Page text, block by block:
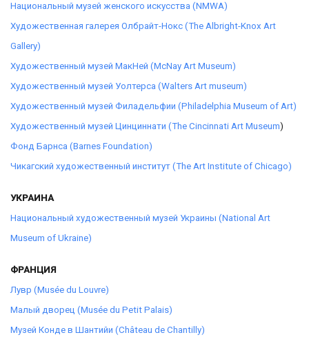
Национальный музей женского искусства (NMWA)
Художественная галерея Олбрайт-Нокс (The Albright-Knox Art
Gallery)
Художественный музей МакНей (McNay Art Museum)
Художественный музей Уолтерса (Walters Art museum)
Художественный музей Филадельфии (Philadelphia Museum of Art)
Художественный музей Цинциннати (Тhe Cincinnati Art Museum)
Фонд Барнса (Barnes Foundation)
Чикагский художественный институт (The Art Institute of Chicago)
УКРАИНА
Национальный художественный музей Украины (National Art
Museum of Ukraine)
ФРАНЦИЯ
Лувр (Musée du Louvre)
Малый дворец (Musée du Petit Palais)
Музей Конде в Шантийи (Château de Chantilly)